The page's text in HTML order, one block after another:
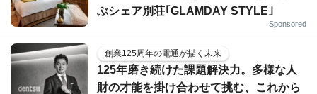
ぶシェア別荘｢GLAMDAY STYLE｣
Sponsored
創業125周年の電通が描く未来
125年磨き続けた課題解決力。多様な人
財の才能を掛け合わせて挑む、これから